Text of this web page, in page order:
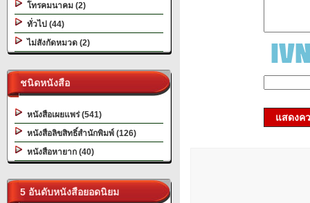
โทรคมนาคม (2)
ทั่วไป (44)
ไม่สังกัดหมวด (2)
ชนิดหนังสือ
หนังสือเผยแพร่ (541)
หนังสือลิขสิทธิ์สำนักพิมพ์ (126)
หนังสือหายาก (40)
5 อันดับหนังสือยอดนิยม
แสดงค